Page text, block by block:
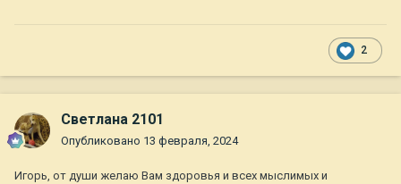
2
Светлана 2101
Опубликовано 13 февраля, 2024
Игорь, от души желаю Вам здоровья и всех мыслимых и